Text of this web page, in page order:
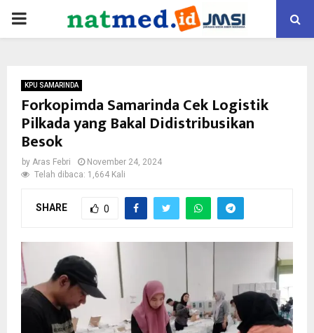
PRIMARY
KPU SAMARINDA
Forkopimda Samarinda Cek Logistik
Pilkada yang Bakal Didistribusikan
Besok
by Aras Febri
November 24, 2024
Telah dibaca: 1,664 Kali
SHARE 0